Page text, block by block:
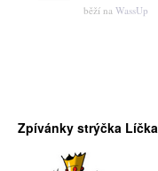
běží na WassUp
Zpívánky strýčka Líčka